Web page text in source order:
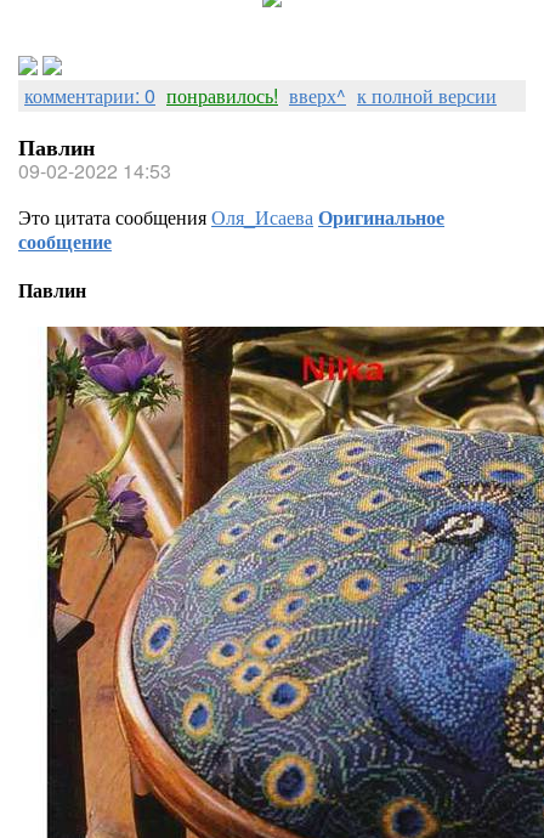
комментарии: 0 понравилось! вверх^ к полной версии
Павлин
09-02-2022 14:53
Это цитата сообщенияОля_ИсаеваОригинальное
сообщение
Павлин